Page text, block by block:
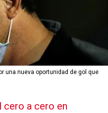
una nueva oportunidad de gol que
cero a cero en